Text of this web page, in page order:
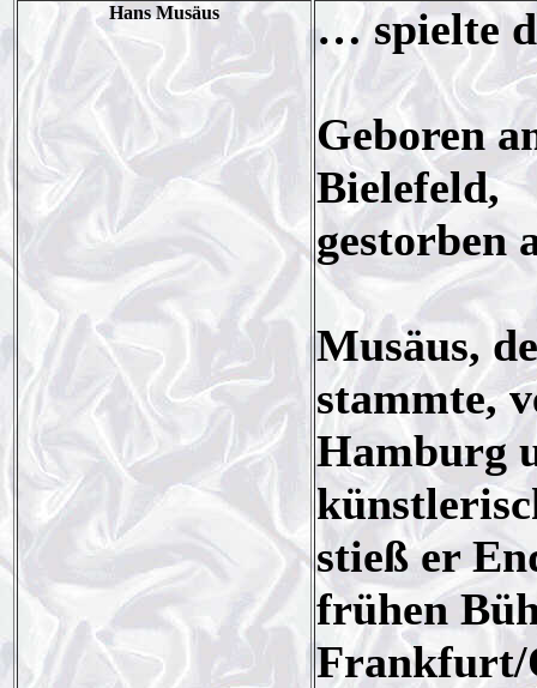
Hans Musäus … spielte
Geboren
Bielefeld,
gestorben
Musäus,
stammte,
Hamburg
stieß er
frühen
Frankfurt/